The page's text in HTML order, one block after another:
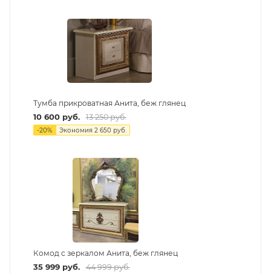
Тумба прикроватная Анита, беж глянец
10 600руб. 13 250руб.
-20% Экономия 2 650руб.
Комод с зеркалом Анита, беж глянец
35 999руб. 44 999руб.